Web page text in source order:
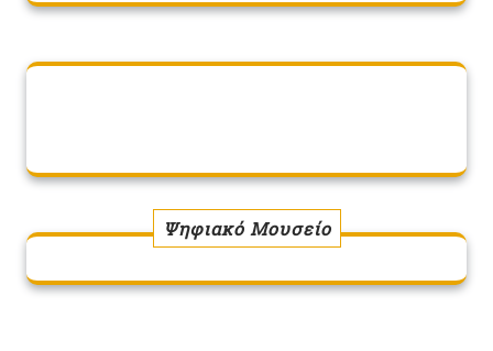
Ψηφιακό Μουσείο